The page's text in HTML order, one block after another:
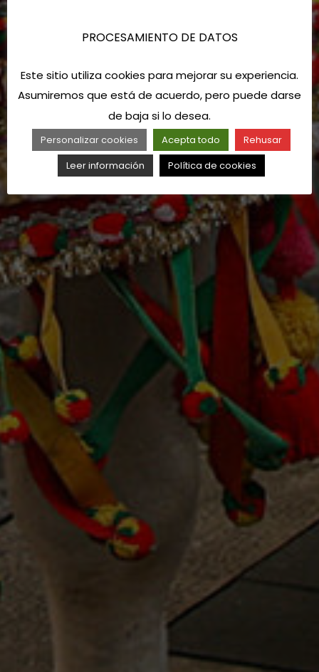
PROCESAMIENTO DE DATOS
Este sitio utiliza cookies para mejorar su experiencia.
Asumiremos que está de acuerdo, pero puede darse
de baja si lo desea.
Personalizar cookies Acepta todo
Rehusar
Leer información
Política de cookies